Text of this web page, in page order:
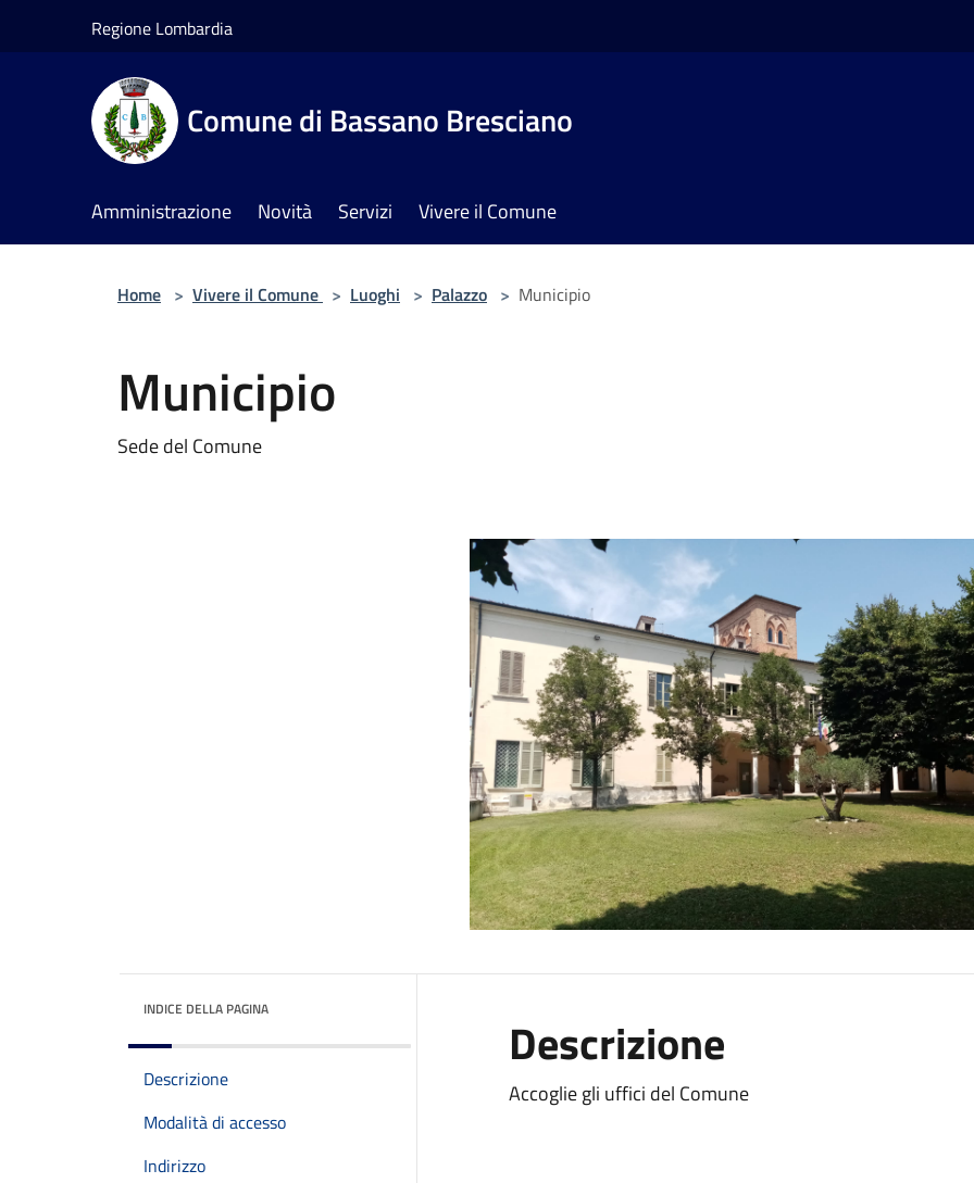
Regione Lombardia
Comune di Bassano Bresciano
Amministrazione Novità Servizi Vivere il Comune
Home > Vivere il Comune > Luoghi > Palazzo > Municipio
Municipio
Sede del Comune
INDICE DELLA PAGINA
Descrizione
Modalità di accesso
Indirizzo
Descrizione
Accoglie gli uffici del Comune